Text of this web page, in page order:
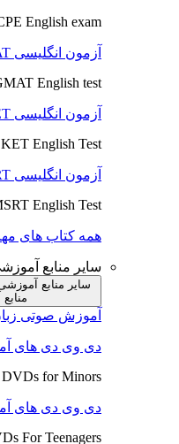
English exam
آزمون انگلیسی GMAT
English test
آزمون انگلیسی KET
KET English Test
آزمون انگلیسی MSRT
English Test
همه کتاب های
سایر منابع
سایر منابع
آموزش صوتی
دی وی دی های
DVDs for Minors
دی وی دی های
For Teenagers